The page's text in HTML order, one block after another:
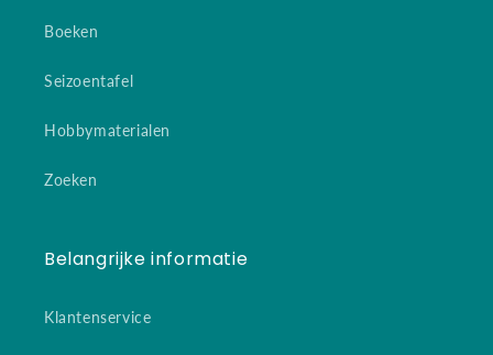
Boeken
Seizoentafel
Hobbymaterialen
Zoeken
Belangrijke informatie
Klantenservice